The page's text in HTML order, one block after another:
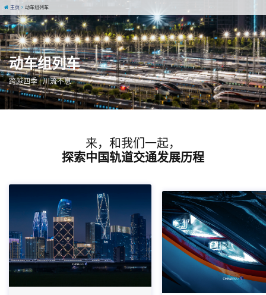
动车组列车
跨越四季 | 川流不息
主页 动车组列车
来，和我们一起，
探索中国轨道交通发展历程